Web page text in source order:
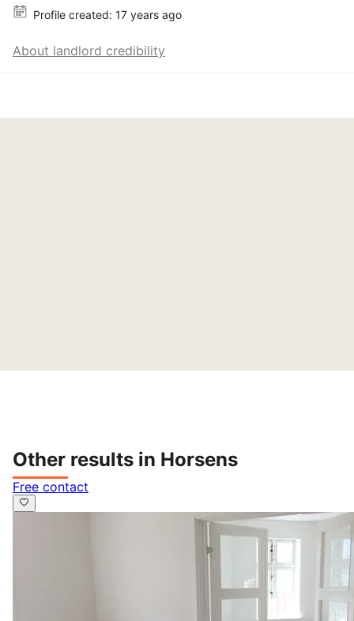
Profile created: 17 years ago
About landlord credibility
Other results in Horsens
Free contact